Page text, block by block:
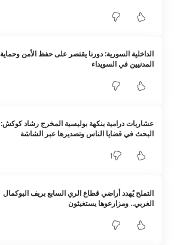
الداخلية السورية: دورنا يقتصر على حفظ الأمن وحماية
المدنيين في السويداء
عشاريات درامية بنكهة بوليسية المخرج رشاد كوكش:
البحث في قضايا الناس وتصديرها عبر الشاشة
1
التملح يُهدد أراضي قطاع الري السابع بريف البوكمال
الغربي.. ومزارعوها يستغيثون